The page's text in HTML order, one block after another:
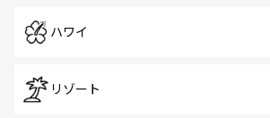
ハワイ
リゾート